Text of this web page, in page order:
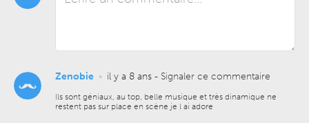
Zenobie • il y a 8 ans - Signaler ce commentaire
Ils sont géniaux, au top, belle musique et très dinamique ne
restent pas sur place en scène je l ai adore